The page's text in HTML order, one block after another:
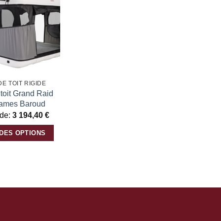
Ajouter
à la
liste
d’envies
TOIT RIGIDE
Grand Raid
Baroud
3 194,40 €
OPTIONS